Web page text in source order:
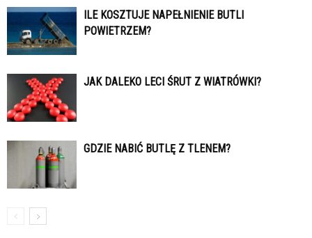
ILE KOSZTUJE NAPEŁNIENIE BUTLI
POWIETRZEM?
JAK DALEKO LECI ŚRUT Z WIATRÓWKI?
GDZIE NABIĆ BUTLĘ Z TLENEM?